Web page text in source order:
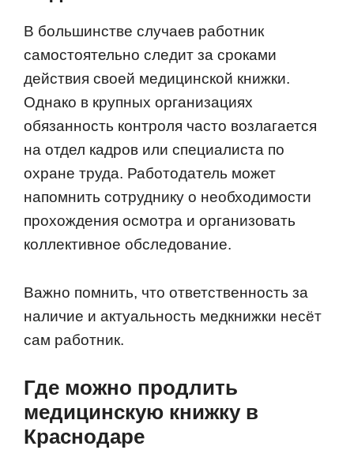
В большинстве случаев работник
самостоятельно следит за сроками
действия своей медицинской книжки.
Однако в крупных организациях
обязанность контроля часто возлагается
на отдел кадров или специалиста по
охране труда. Работодатель может
напомнить сотруднику о необходимости
прохождения осмотра и организовать
коллективное обследование.
Важно помнить, что ответственность за
наличие и актуальность медкнижки несёт
сам работник.
Где можно продлить
медицинскую книжку в
Краснодаре